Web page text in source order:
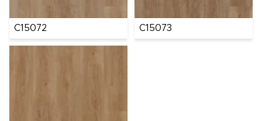
C15072 C15073